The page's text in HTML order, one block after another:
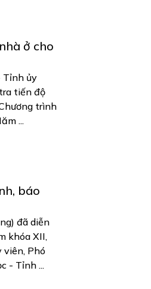
ở cho
Tỉnh ủy
tiến độ
trình
...
báo
đã diễn
khóa XII,
Phó
- Tỉnh ...